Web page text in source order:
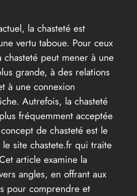
la chasteté est
vertu taboue. Pour ceux
chasteté peut mener à une
grande, à des relations
à une connexion
Autrefois, la chasteté
fréquemment acceptée
de chasteté est le
site chastete.fr qui traite
article examine la
angles, en offrant aux
pour comprendre et